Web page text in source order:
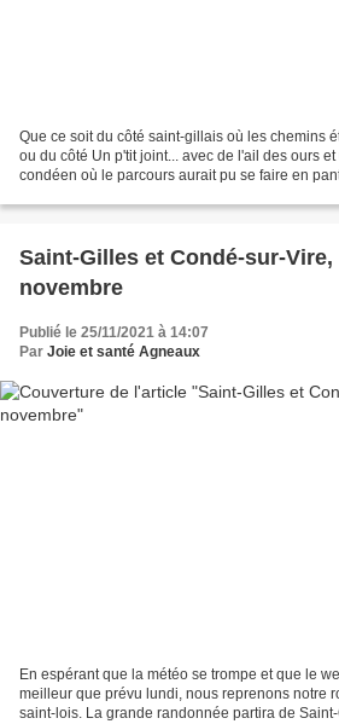
Que ce soit du côté saint-gillais où les chemins
ou du côté Un p'tit joint... avec de l'ail des ours et
condéen où le parcours aurait pu se faire en
Saint-Gilles et Condé-sur-
novembre
Publié le 25/11/2021 à 14:07
Par Joie et santé Agneaux
En espérant que la météo se trompe et que le
meilleur que prévu lundi, nous reprenons notre
saint-lois. La grande randonnée partira de